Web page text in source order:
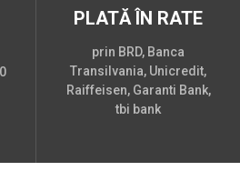
PLATĂ ÎN RATE
prin BRD, Banca
Transilvania, Unicredit,
Raiffeisen, Garanti Bank,
tbi bank